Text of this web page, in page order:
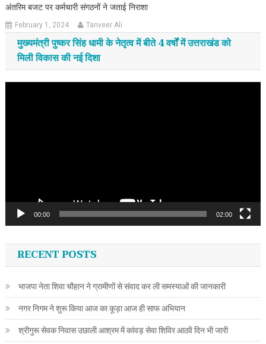
अंतरिम बजट पर कर्मचारी संगठनों ने जताई निराशा
February 1, 2024 Tanveer Ali
मुख्यमंत्री पुष्कर सिंह धामी के नेतृत्व में बीते 4 वर्षों में उत्तराखंड को
मिली विकास की नई दिशा
00:00 02:00
RECENT POSTS
भाजपा नेता शिवा चौहान ने ग्रामीणों से संवाद कर ली समस्याओं की जानकारी
नगर निगम ने शुरू किया आज का कूड़ा आज ही साफ अभियान
श्रीगुरू सेवक निवास उछाली आश्रम में कांवड़ सेवा शिविर आठवें दिन भी जारी